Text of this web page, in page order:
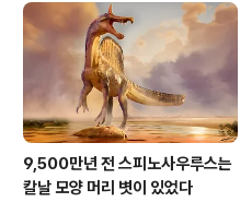
9,500만년 전 스피노사우루스는
칼날 모양 머리 볏이 있었다